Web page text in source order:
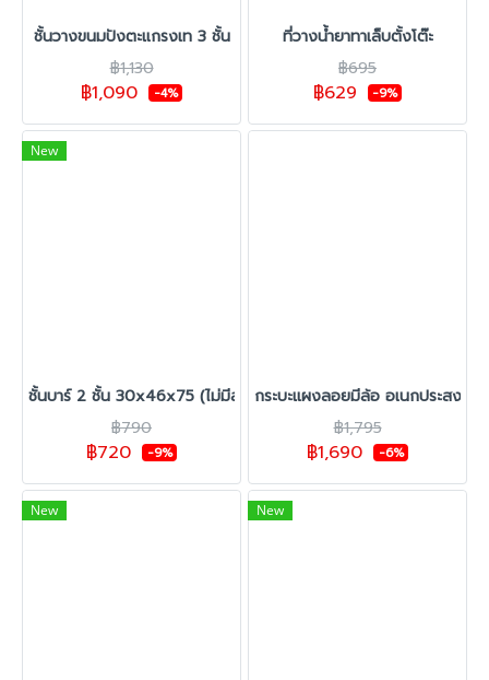
ชั้นวางขนมปังตะแกรงเท 3 ชั้น
฿1,130
฿1,090 -4%
ที่วางน้ำยาทาเล็บตั้งโต๊ะ
฿695
฿629 -9%
New
ชั้นบาร์ 2 ชั้น 30x46x75 (ไม่มีลาย)
฿790
฿720 -9%
กระบะแผงลอยมีล้อ อเนกประสงค์
฿1,795
฿1,690 -6%
New New